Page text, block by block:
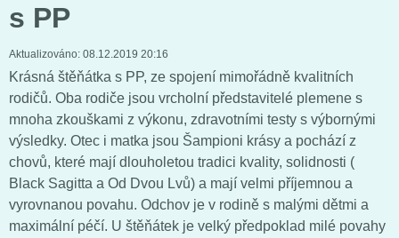
s PP
Aktualizováno: 08.12.2019 20:16
Krásná štěňátka s PP, ze spojení mimořádně kvalitních
rodičů. Oba rodiče jsou vrcholní představitelé plemene s
mnoha zkouškami z výkonu, zdravotními testy s výbornými
výsledky. Otec i matka jsou Šampioni krásy a pochází z
chovů, které mají dlouholetou tradici kvality, solidnosti (
Black Sagitta a Od Dvou Lvů) a mají velmi příjemnou a
vyrovnanou povahu. Odchov je v rodině s malými dětmi a
maximální péčí. U štěňátek je velký předpoklad milé povahy